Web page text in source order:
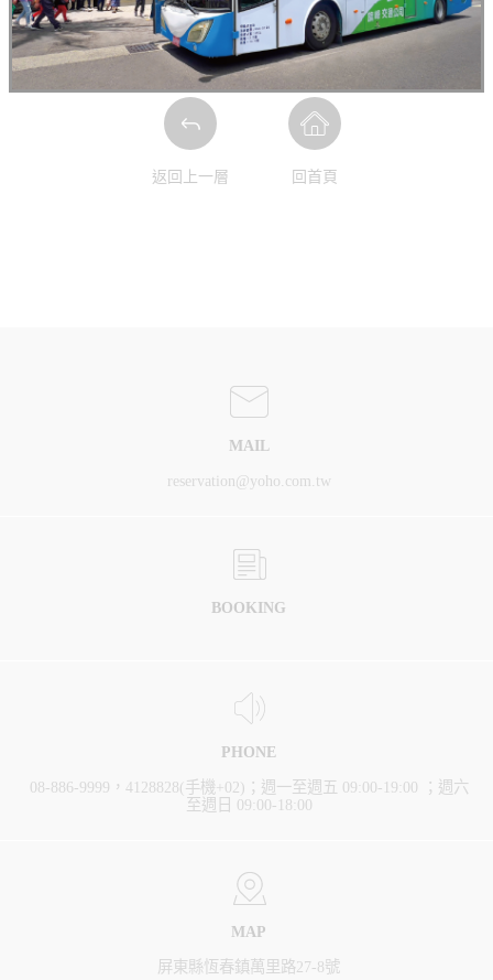
返回上一層 回首頁
MAIL
reservation@yoho.com.tw
BOOKING
PHONE
08-886-9999，4128828(手機+02)；週一至週五 09:00-19:00 ；週六
至週日 09:00-18:00
MAP
屏東縣恆春鎮萬里路27-8號